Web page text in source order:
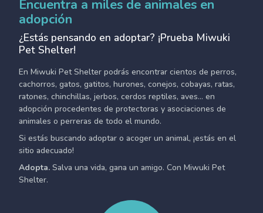
Encuentra a miles de animales en
adopción
¿Estás pensando en adoptar? ¡Prueba Miwuki
Pet Shelter!
En Miwuki Pet Shelter podrás encontrar cientos de perros,
cachorros, gatos, gatitos, hurones, conejos, cobayas, ratas,
ratones, chinchillas, jerbos, cerdos reptiles, aves... en
adopción procedentes de protectoras y asociaciones de
animales o perreras de todo el mundo.
Si estás buscando adoptar o acoger un animal, ¡estás en el
sitio adecuado!
Adopta. Salva una vida, gana un amigo. Con Miwuki Pet
Shelter.